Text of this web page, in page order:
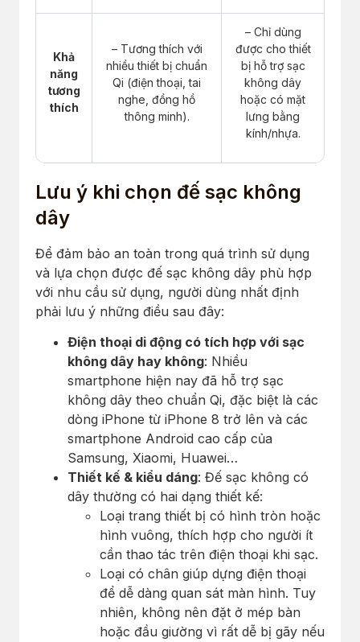
Khả
năng
tương
thích
– Tương thích với
nhiều thiết bị chuẩn
Qi (điện thoại, tai
nghe, đồng hồ
thông minh).
– Chỉ dùng
được cho thiết
bị hỗ trợ sạc
không dây
hoặc có mặt
lưng bằng
kính/nhựa.
Lưu ý khi chọn đế sạc không
dây
Để đảm bảo an toàn trong quá trình sử dụng
và lựa chọn được đế sạc không dây phù hợp
với nhu cầu sử dụng, người dùng nhất định
phải lưu ý những điều sau đây:
Điện thoại di động có tích hợp với sạc
không dây hay không: Nhiều
smartphone hiện nay đã hỗ trợ sạc
không dây theo chuẩn Qi, đặc biệt là các
dòng iPhone từ iPhone 8 trở lên và các
smartphone Android cao cấp của
Samsung, Xiaomi, Huawei…
Thiết kế & kiểu dáng: Đế sạc không có
dây thường có hai dạng thiết kế:
Loại trang thiết bị có hình tròn hoặc
hình vuông, thích hợp cho người ít
cần thao tác trên điện thoại khi sạc.
Loại có chân giúp dựng điện thoại
để dễ dàng quan sát màn hình. Tuy
nhiên, không nên đặt ở mép bàn
hoặc đầu giường vì rất dễ bị gãy nếu